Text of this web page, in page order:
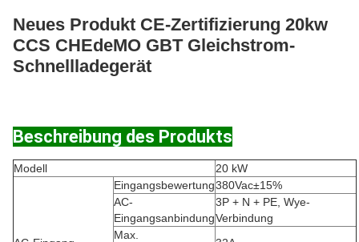
Neues Produkt CE-Zertifizierung 20kw
CCS CHEdeMO GBT Gleichstrom-
Schnellladegerät
Beschreibung des Produkts
Modell 20 kW
Eingangsbewertung380Vac±15%
AC-
Eingangsanbindung
3P + N + PE, Wye-
Verbindung
Max.